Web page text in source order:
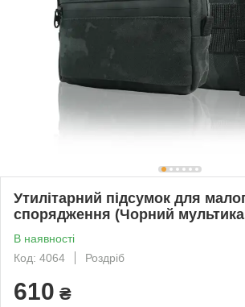
Утилітарний підсумок для
спорядження (Чорний
В наявності
Код: 4064
Роздріб
610 ₴